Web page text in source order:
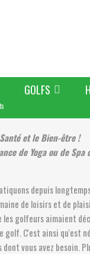
GOLFS
et le Bien-être !
de Yoga ou de
depuis
de loisirs et de
les golfeurs aimaient
golf. C'est ainsi qu'est
vous avez besoin.